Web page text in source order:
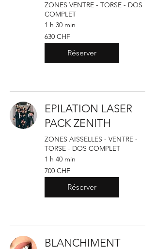
ZONES VENTRE - TORSE - DOS
COMPLET
1 h 30 min
630
francs
suisses
630 CHF
Réserver
EPILATION LASER
PACK ZENITH
ZONES AISSELLES - VENTRE -
TORSE - DOS COMPLET
1 h 40 min
700
francs
suisses
700 CHF
Réserver
BLANCHIMENT